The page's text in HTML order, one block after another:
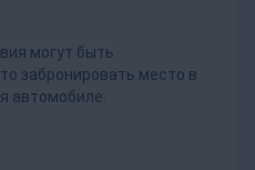
могут быть
забронировать место в
автомобиле.